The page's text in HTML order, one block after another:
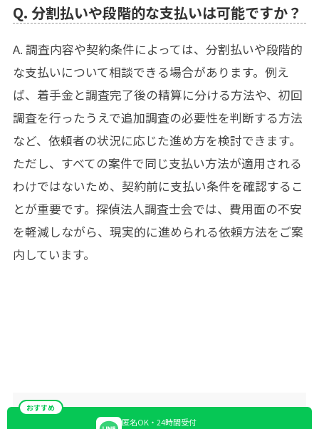
Q. 分割払いや段階的な支払いは可能ですか？
A. 調査内容や契約条件によっては、分割払いや段階的
な支払いについて相談できる場合があります。例え
ば、着手金と調査完了後の精算に分ける方法や、初回
調査を行ったうえで追加調査の必要性を判断する方法
など、依頼者の状況に応じた進め方を検討できます。
ただし、すべての案件で同じ支払い方法が適用される
わけではないため、契約前に支払い条件を確認するこ
とが重要です。探偵法人調査士会では、費用面の不安
を軽減しながら、現実的に進められる依頼方法をご案
内しています。
おすすめ
匿名OK・24時間受付